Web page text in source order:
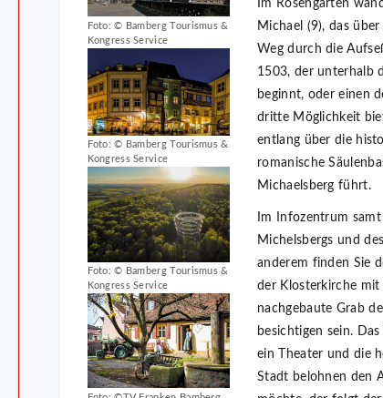
Foto: © Bamberg Tourismus &
Kongress Service
Foto: © Bamberg Tourismus &
Kongress Service
Foto: © Bamberg Tourismus &
Kongress Service
Im Rosengarten
Michael (9), das
Weg durch die
1503, der unterhalb
beginnt, oder einen
dritte Möglichkeit
entlang über die
romanische
Michaelsberg führt.
Im Infozentrum
Michelsbergs und
anderem finden Sie
der Klosterkirche
nachgebaute Grab
besichtigen sein.
ein Theater und die
Stadt belohnen den